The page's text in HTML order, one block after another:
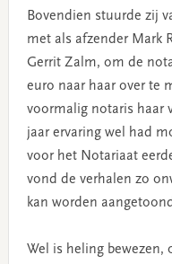
Bovendien stuurde zij
met als afzender Mark
Gerrit Zalm, om de
euro naar haar over te
voormalig notaris haar
jaar ervaring wel had
voor het Notariaat
vond de verhalen zo
kan worden
Wel is heling bewezen,